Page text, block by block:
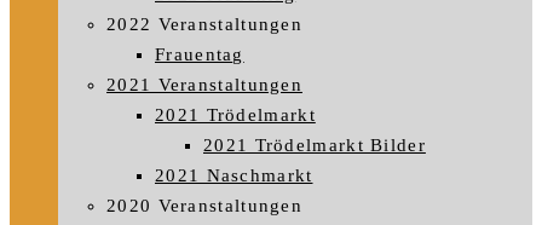
2022 Veranstaltungen
Frauentag
2021 Veranstaltungen
2021 Trödelmarkt
2021 Trödelmarkt Bilder
2021 Naschmarkt
2020 Veranstaltungen